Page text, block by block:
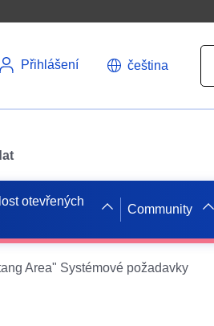
Přihlášení čeština
otevřených
Community
Area" Systémové požadavky